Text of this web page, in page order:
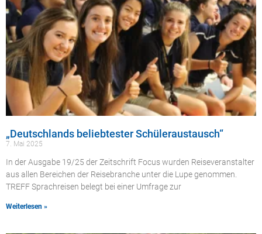
„Deutschlands beliebtester Schüleraustausch“
7. Mai 2025
In der Ausgabe 19/25 der Zeitschrift Focus wurden Reiseveranstalter
aus allen Bereichen der Reisebranche unter die Lupe genommen.
TREFF Sprachreisen belegt bei einer Umfrage zur
Weiterlesen »